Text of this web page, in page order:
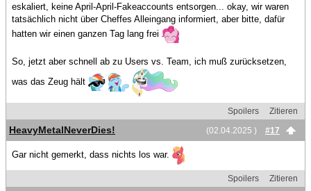
eskaliert, keine April-April-Fakeaccounts entsorgen... okay, wir waren
tatsächlich nicht über Cheffes Alleingang informiert, aber bitte, dafür
hatten wir einen ganzen Tag lang frei
So, jetzt aber schnell ab zu Users vs. Team, ich muß zurücksetzen,
was das Zeug hält
Spoilers
Zitieren
(02.04.2025 )
#17
HeavyMetalNeverDies!
Gar nicht gemerkt, dass nichts los war.
Spoilers
Zitieren